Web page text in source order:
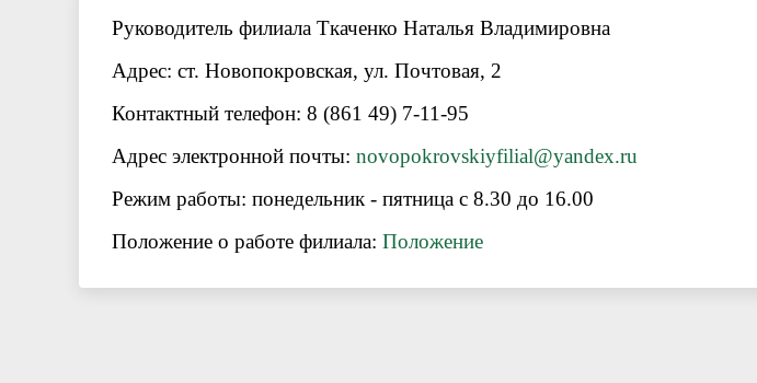
Руководитель филиала Ткаченко Наталья Владимировна
Адрес: ст. Новопокровская, ул. Почтовая, 2
Контактный телефон: 8 (861 49) 7-11-95
Адрес электронной почты: novopokrovskiyfilial@yandex.ru
Режим работы: понедельник - пятница с 8.30 до 16.00
Положение о работе филиала: Положение